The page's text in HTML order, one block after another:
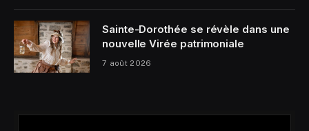
Sainte-Dorothée se révèle dans une
nouvelle Virée patrimoniale
7 août 2026